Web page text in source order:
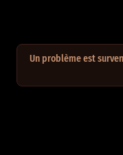
Un problème est